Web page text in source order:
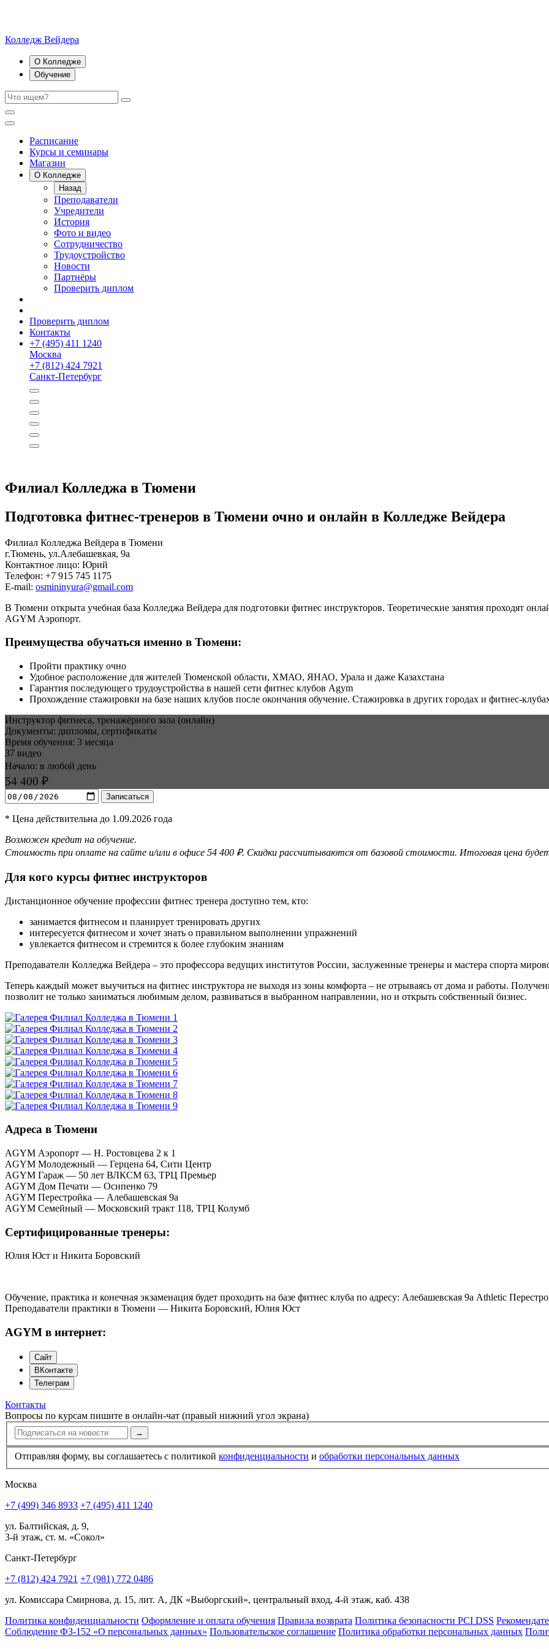
Колледж Вейдера
О Колледже
Обучение
Расписание
Курсы и семинары
Магазин
О Колледже
Назад
Преподаватели
Учредители
История
Фото и видео
Сотрудничество
Трудоустройство
Новости
Партнёры
Проверить диплом
Проверить диплом
Контакты
+7 (495) 411 1240
Москва
+7 (812) 424 7921
Санкт-Петербург
Филиал Колледжа в Тюмени
Подготовка фитнес-тренеров в Тюмени очно и онлайн в Колледже Вейдера
Филиал Колледжа Вейдера в Тюмени
г.Тюмень, ул.Алебашевкая, 9а
Контактное лицо: Юрий
Телефон: +7 915 745 1175
E-mail: osmininyura@gmail.com
В Тюмени открыта учебная база Колледжа Вейдера для подготовки фитнес инструкторов. Теоретические занятия проходят
AGYM Аэропорт.
Преимущества обучаться именно в Тюмени:
Пройти практику очно
Удобное расположение для жителей Тюменской области, ХМАО, ЯНАО, Урала и даже Казахстана
Гарантия последующего трудоустройства в нашей сети фитнес клубов Agym
Прохождение стажировки на базе наших клубов после окончания обучение. Стажировка в других городах и фитнес-
Инструктор фитнеса, тренажёрного зала (онлайн)
Документы: дипломы, сертификаты
Время обучения: 3 месяца
37 видео
Начало: в любой день
54 400 ₽
Записаться
* Цена действительна до 1.09.2026 года
Возможен кредит на обучение.
Стоимость при оплате на сайте и/или в офисе 54 400 ₽. Скидки рассчитываются от базовой стоимости. Итоговая цена будет
Для кого курсы фитнес инструкторов
Дистанционное обучение профессии фитнес тренера доступно тем, кто:
занимается фитнесом и планирует тренировать других
интересуется фитнесом и хочет знать о правильном выполнении упражнений
увлекается фитнесом и стремится к более глубоким знаниям
Преподаватели Колледжа Вейдера – это профессора ведущих институтов России, заслуженные тренеры и мастера спорта
Теперь каждый может выучиться на фитнес инструктора не выходя из зоны комфорта – не отрываясь от дома и работы.
позволит не только заниматься любимым делом, развиваться в выбранном направлении, но и открыть собственный бизнес.
Адреса в Тюмени
AGYM Аэропорт — Н. Ростовцева 2 к 1
AGYM Молодежный — Герцена 64, Сити Центр
AGYM Гараж — 50 лет ВЛКСМ 63, ТРЦ Премьер
AGYM Дом Печати — Осипенко 79
AGYM Перестройка — Алебашевская 9а
AGYM Семейный — Московский тракт 118, ТРЦ Колумб
Сертифицированные тренеры:
Юлия Юст и Никита Боровский
Обучение, практика и конечная экзаменация будет проходить на базе фитнес клуба по адресу: Алебашевская 9а Athletic
Преподаватели практики в Тюмени — Никита Боровский, Юлия Юст
AGYM в интернет:
Контакты
Вопросы по курсам пишите в онлайн-чат (правый нижний угол экрана)
→
Отправляя форму, вы соглашаетесь с политикой конфи­ден­циальности и обработки персональных данных
Москва
+7 (499) 346 8933 +7 (495) 411 1240
ул. Балтийская, д. 9,
3-й этаж, ст. м. «Сокол»
Санкт-Петербург
+7 (812) 424 7921 +7 (981) 772 0486
ул. Комиссара Смирнова, д. 15, лит. А, ДК «Выборгский», центральный вход, 4-й этаж, каб. 438
Политика конфиденциальности Оформление и оплата обучения Правила возврата Политика безопасности PCI DSS
Соблюдение ФЗ-152 «О персональ­ных данных» Пользовательское соглашение Политика обработки персональных данных